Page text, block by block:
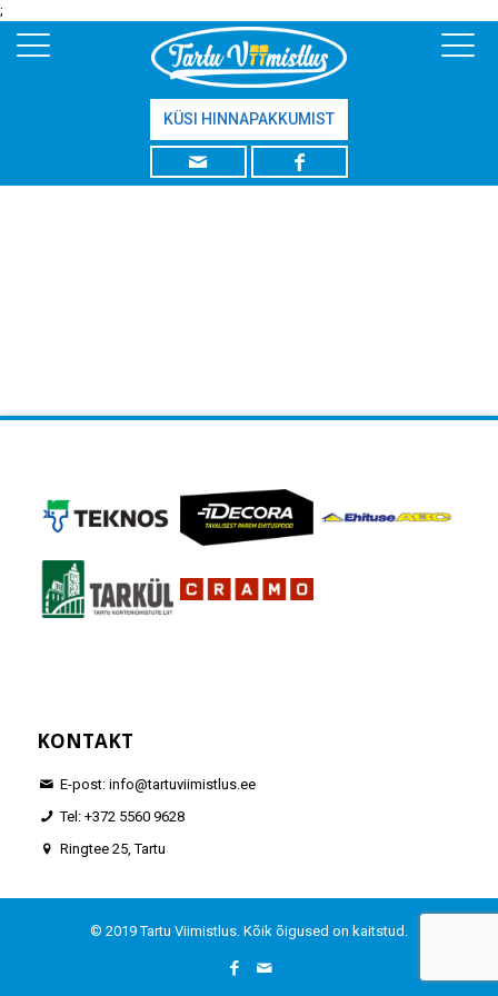
;
KÜSI HINNAPAKKUMIST
KONTAKT
E-post: info@tartuviimistlus.ee
Tel: +372 5560 9628
Ringtee 25, Tartu
© 2019 Tartu Viimistlus. Kõik õigused on kaitstud.